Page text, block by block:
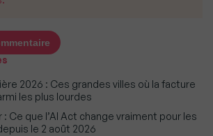
2026 : Ces grandes villes où la facture
les plus lourdes
: Ce que l’AI Act change vraiment pour les
le 2 août 2026